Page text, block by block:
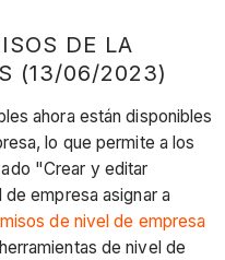
DE LA
(13/06/2023)
ahora están disponibles
lo que permite a los
"Crear y editar
empresa asignar a
de nivel de empresa
de nivel de